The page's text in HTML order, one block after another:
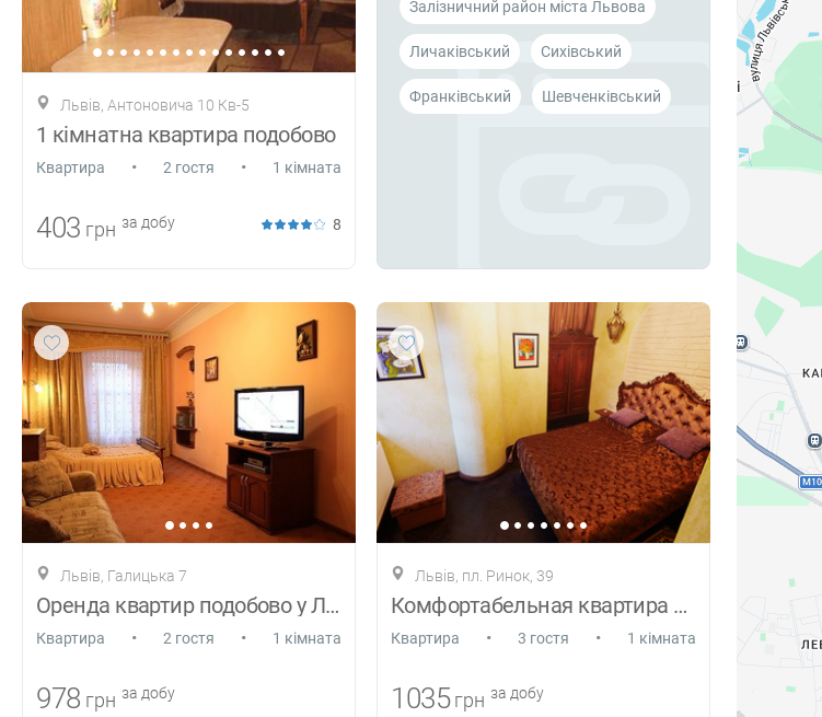
Львів, Антоновича 10 Кв-5
1 кімнатна квартира подобово
Квартира • 2 гостя • 1 кімната
403 грн за добу 8
Залізничний район міста Львова
Личаківський Cихівський
Франківський Шевченківський
Львів, Галицька 7
Оренда квартир подобово у Львові
Квартира • 2 гостя • 1 кімната
978 грн за добу
Львів, пл. Ринок, 39
Комфортабельная квартира в центре
Квартира • 3 гостя • 1 кімната
1035 грн за добу